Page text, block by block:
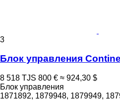
3
Блок управления
8 518 TJS 800 € ≈ 924,30 $
Блок управления
1871892, 1879948, 1879949,